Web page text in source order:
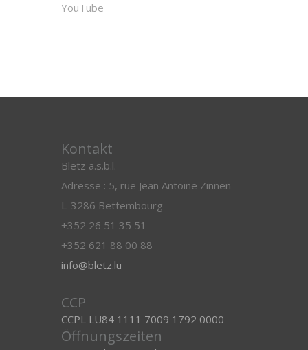
YouTube
Kontakt
Blëtz a.s.b.l.
Adresse : 5, rue Jean Antoine Zinnen
L-3286 Bettembourg
+352 26 51 35 51
+352 621 88 00 88
info@bletz.lu
CCP
CCPL LU84 1111 7009 1792 0000
Öffnungszeiten